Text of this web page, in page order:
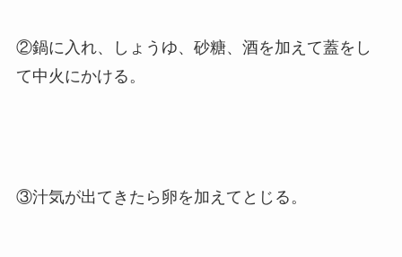
②鍋に入れ、しょうゆ、砂糖、酒を加えて蓋をし
て中火にかける。
③汁気が出てきたら卵を加えてとじる。